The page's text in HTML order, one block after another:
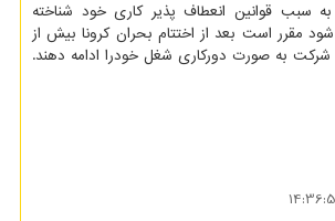
سبب قوانین انعطاف پذیر کاری خود شناخته
مقرر است بعد از اختتام بحران کرونا بیش از
شرکت به صورت دورکاری شغل خودرا ادامه دهند.